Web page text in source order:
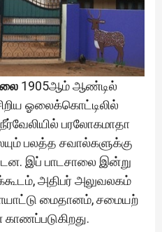
1905ஆம் ஆண்டில்
ஓலைக்கொட்டிலில்
பரலோகமாதா
பலத்த சவால்களுக்கு
இப் பாடசாலை இன்று
அதிபர் அலுவலகம்
மைதானம், சமையற்